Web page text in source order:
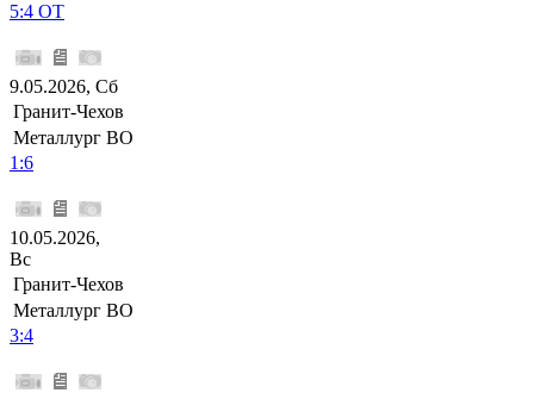
5:4 ОТ
9.05.2026, Сб
Гранит-Чехов
Металлург ВО
1:6
10.05.2026,
Вс
Гранит-Чехов
Металлург ВО
3:4